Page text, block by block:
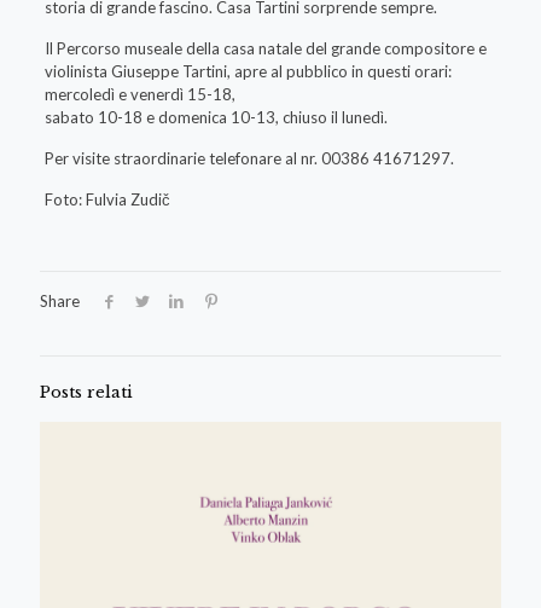
storia di grande fascino. Casa Tartini sorprende sempre.
Il Percorso museale della casa natale del grande compositore e
violinista Giuseppe Tartini, apre al pubblico in questi orari:
mercoledì e venerdì 15-18,
sabato 10-18 e domenica 10-13, chiuso il lunedì.
Per visite straordinarie telefonare al nr. 00386 41671297.
Foto: Fulvia Zudič
Share
Posts relati